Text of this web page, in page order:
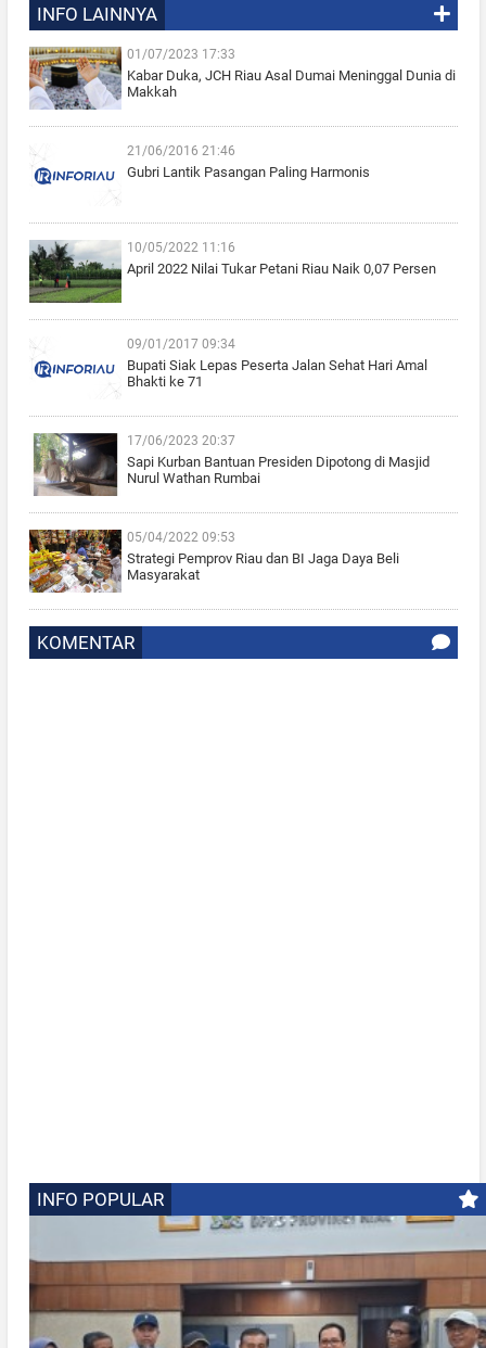
INFO LAINNYA
01/07/2023 17:33
Kabar Duka, JCH Riau Asal Dumai Meninggal Dunia di
Makkah
21/06/2016 21:46
Gubri Lantik Pasangan Paling Harmonis
10/05/2022 11:16
April 2022 Nilai Tukar Petani Riau Naik 0,07 Persen
09/01/2017 09:34
Bupati Siak Lepas Peserta Jalan Sehat Hari Amal
Bhakti ke 71
17/06/2023 20:37
Sapi Kurban Bantuan Presiden Dipotong di Masjid
Nurul Wathan Rumbai
05/04/2022 09:53
Strategi Pemprov Riau dan BI Jaga Daya Beli
Masyarakat
KOMENTAR
INFO POPULAR